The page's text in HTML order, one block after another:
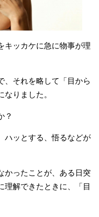
キッカケに急に物事が理
、それを略して「目から
りました。
？
ハッとする、悟るなどが
かったことが、ある日突
理解できたときに、「目